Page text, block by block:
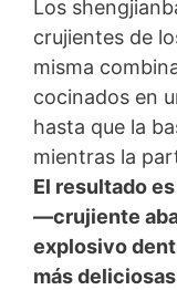
Los
crujientes de
misma
cocinados en
hasta que la
mientras la
El resultado
—crujiente
explosivo
más